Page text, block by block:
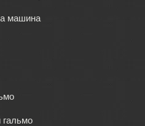
машина
гальмо